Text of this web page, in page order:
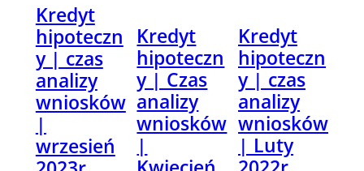
Kredyt
hipoteczn
y | czas
analizy
wniosków
|
wrzesień
Kredyt
hipoteczn
y | Czas
analizy
wniosków
|
Kredyt
hipoteczn
y | czas
analizy
wniosków
| Luty